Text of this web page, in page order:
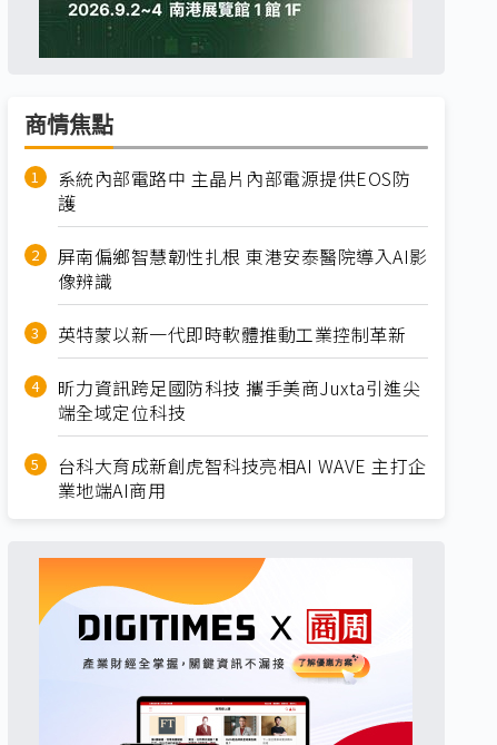
商情焦點
系統內部電路中 主晶片內部電源提供EOS防
護
屏南偏鄉智慧韌性扎根 東港安泰醫院導入AI影
像辨識
英特蒙以新一代即時軟體推動工業控制革新
昕力資訊跨足國防科技 攜手美商Juxta引進尖
端全域定位科技
台科大育成新創虎智科技亮相AI WAVE 主打企
業地端AI商用